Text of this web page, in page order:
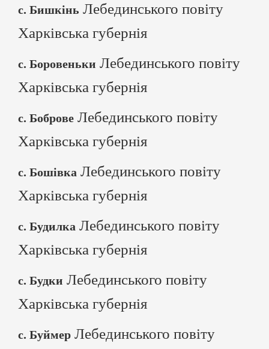
с. Бишкінь Лебединського повіту
Харківська губернія
с. Боровеньки Лебединського повіту
Харківська губернія
с. Боброве Лебединського повіту
Харківська губернія
с. Бошівка Лебединського повіту
Харківська губернія
с. Будилка Лебединського повіту
Харківська губернія
с. Будки Лебединського повіту
Харківська губернія
с. Буймер Лебединського повіту